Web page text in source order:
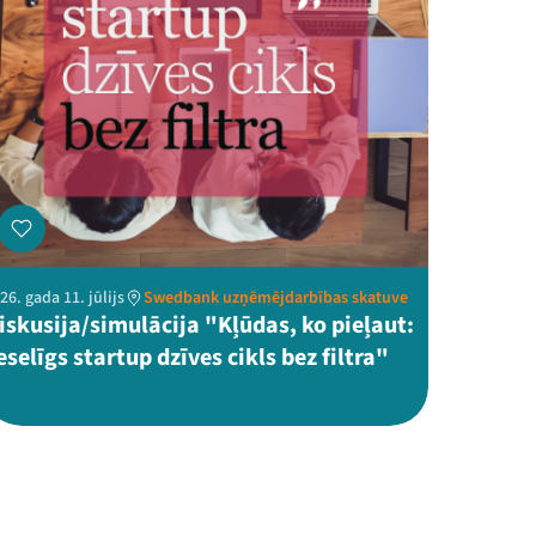
gada 11. jūlijs Swedbank uzņēmējdarbības skatuve
simulācija "Kļūdas, ko pieļaut:
startup dzīves cikls bez filtra"